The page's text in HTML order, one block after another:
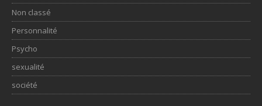
Non classé
Personnalité
Psycho
sexualité
société